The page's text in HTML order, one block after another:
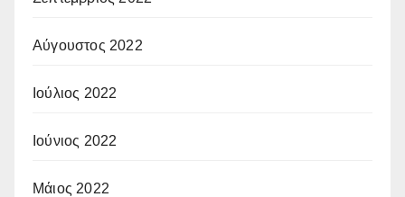
Αύγουστος 2022
Ιούλιος 2022
Ιούνιος 2022
Μάιος 2022